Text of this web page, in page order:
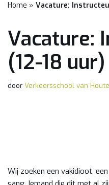
Home » Vacature:
Vacature:
(12-18 uur)
door Verkeersschool van
Wij zoeken een vakidioot,